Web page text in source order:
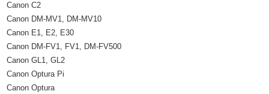
Canon C2
Canon DM-MV1, DM-MV10
Canon E1, E2, E30
Canon DM-FV1, FV1, DM-FV500
Canon GL1, GL2
Canon Optura Pi
Canon Optura